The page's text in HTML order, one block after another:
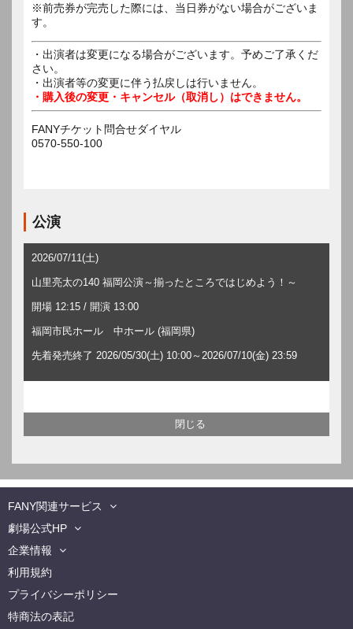
※前売券が完売した際には、当日券がない場合がございま
す。
・出演者は変更になる場合がございます。予めご了承くだ
さい。
・出演者等の変更に伴う払戻しは行いません。
・購入後の変更・キャンセル（取消し）はできません。
FANYチケット問合せダイヤル
0570-550-100
公演
2026/07/11(土)
山里亮太の140 福岡公演～揃ったところではじめよう！～
開場 12:15 / 開演 13:00
福岡市民ホール 中ホール (福岡県)
先着発売終了 2026/05/30(土) 10:00～2026/07/10(金) 23:59
FANY関連サービス
劇場公式HP
企業情報
利用規約
プライバシーポリシー
特商法の表記